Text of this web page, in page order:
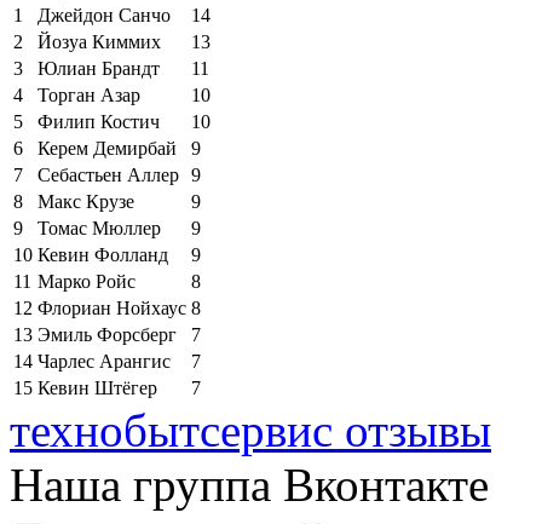
1
Джейдон Санчо
14
2
Йозуа Киммих
13
3
Юлиан Брандт
11
4
Торган Азар
10
5
Филип Костич
10
6
Керем Демирбай
9
7
Себастьен Аллер 9
8
Макс Крузе
9
9
Томас Мюллер
9
10 Кевин Фолланд
9
11 Марко Ройс
8
12 Флориан Нойхаус 8
13 Эмиль Форсберг
7
14 Чарлес Арангис
7
15 Кевин Штёгер 7
технобытсервис отзывы
Наша группа Вконтакте